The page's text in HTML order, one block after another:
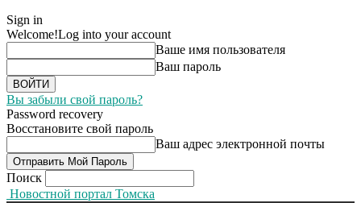
Sign in
Welcome!Log into your account
Ваше имя пользователя
Ваш пароль
Вы забыли свой пароль?
Password recovery
Восстановите свой пароль
Ваш адрес электронной почты
Поиск
Новостной портал Томска